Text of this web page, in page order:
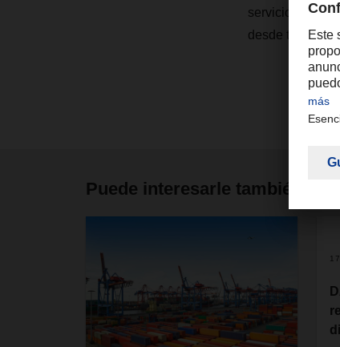
servicios para
desde tres
Puede interesarle también